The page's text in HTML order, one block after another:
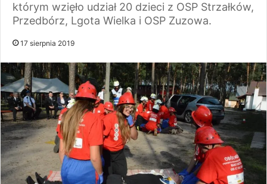
którym wzięło udział 20 dzieci z OSP Strzałków,
Przedbórz, Lgota Wielka i OSP Zuzowa.
17 sierpnia 2019